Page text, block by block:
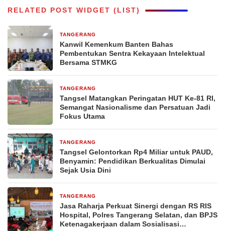
RELATED POST WIDGET (LIST)
TANGERANG
Kanwil Kemenkum Banten Bahas
Pembentukan Sentra Kekayaan Intelektual
Bersama STMKG
TANGERANG
Tangsel Matangkan Peringatan HUT Ke-81 RI,
Semangat Nasionalisme dan Persatuan Jadi
Fokus Utama
TANGERANG
Tangsel Gelontorkan Rp4 Miliar untuk PAUD,
Benyamin: Pendidikan Berkualitas Dimulai
Sejak Usia Dini
TANGERANG
Jasa Raharja Perkuat Sinergi dengan RS RIS
Hospital, Polres Tangerang Selatan, dan BPJS
Ketenagakerjaan dalam Sosialisasi